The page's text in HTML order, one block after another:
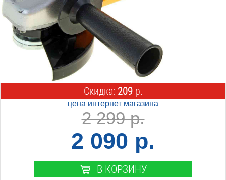
Скидка: 209р.
цена интернет магазина
2 299 р.
2 090 р.
В КОРЗИНУ